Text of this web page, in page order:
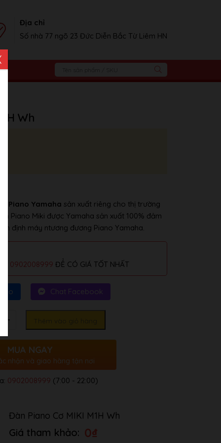
Địa chỉ
Số nhà 77 ngõ 23 Đức Diễn Bắc Từ Liêm HN
Wh
Piano Yamaha sản xuất riêng cho thị trường
Piano Miki được Yamaha sản xuất 100% đảm
định máy ntương đương Piano Yamaha.
0902008999 ĐỂ CÓ GIÁ TỐT NHẤT
Chat Facebook
Thêm vào giỏ hàng
MUA NGAY
nhận và giao hàng tận nơi
0902008999 (7:00 - 22:00)
Đàn Piano Cơ MIKI M1H Wh
0₫